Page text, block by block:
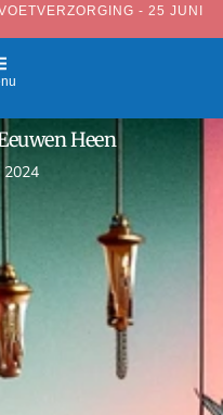
- 25 JUNI
Heen
2024